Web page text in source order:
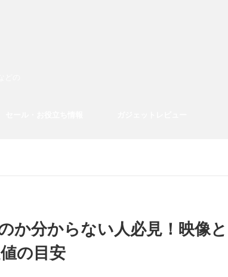
か分からない人必見！映像と
の目安